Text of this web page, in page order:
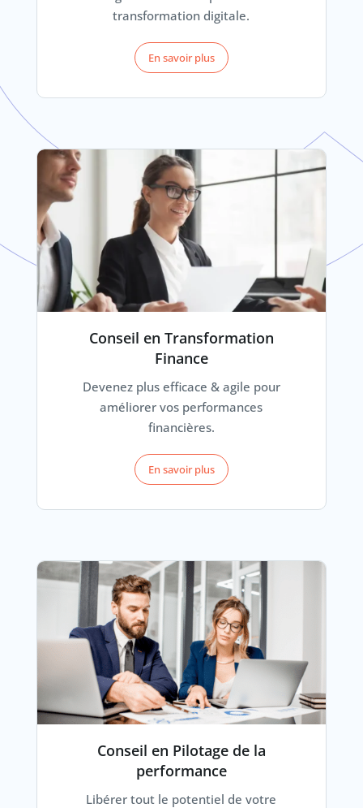
transformation digitale.
En savoir plus
Conseil en Transformation
Finance
Devenez plus efficace & agile pour
améliorer vos performances
financières.
En savoir plus
Conseil en Pilotage de la
performance
Libérer tout le potentiel de votre